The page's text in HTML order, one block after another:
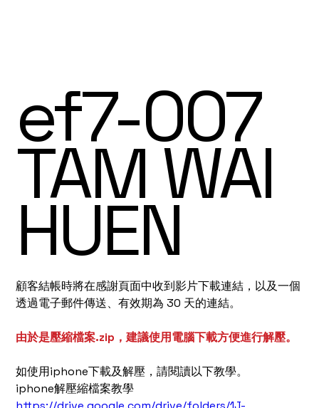
ef7-007
TAM WAI
HUEN
顧客結帳時將在感謝頁面中收到影片下載連結，以及一個
透過電子郵件傳送、有效期為 30 天的連結。
由於是壓縮檔案.zip，建議使用電腦下載方便進行解壓。
如使用iphone下載及解壓，請閱讀以下教學。
iphone解壓縮檔案教學